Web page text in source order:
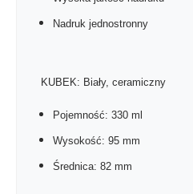
Nadruk jednostronny
KUBEK: Biały, ceramiczny
Pojemność: 330 ml
Wysokość: 95 mm
Średnica: 82 mm